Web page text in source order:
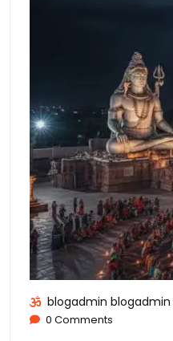
blogadmin blogadmin
0 Comments